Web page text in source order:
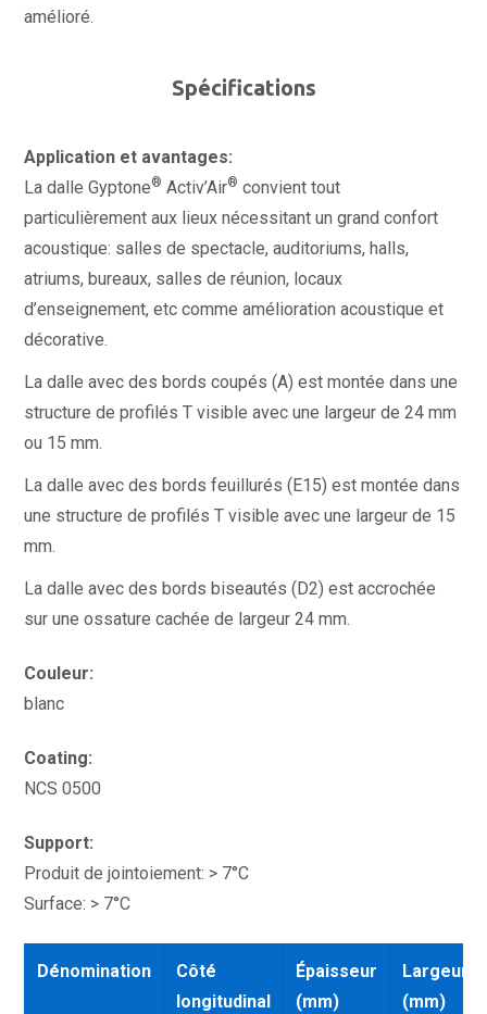
amélioré.
Spécifications
Application et avantages:
La dalle Gyptone® Activ’Air® convient tout
particulièrement aux lieux nécessitant un grand confort
acoustique: salles de spectacle, auditoriums, halls,
atriums, bureaux, salles de réunion, locaux
d’enseignement, etc comme amélioration acoustique et
décorative.
La dalle avec des bords coupés (A) est montée dans une
structure de profilés T visible avec une largeur de 24 mm
ou 15 mm.
La dalle avec des bords feuillurés (E15) est montée dans
une structure de profilés T visible avec une largeur de 15
mm.
La dalle avec des bords biseautés (D2) est accrochée
sur une ossature cachée de largeur 24 mm.
Couleur:
blanc
Coating:
NCS 0500
Support:
Produit de jointoiement: > 7°C
Surface: > 7°C
Dénomination
Côté
longitudinal
Épaisseur
(mm)
Largeur
(mm)